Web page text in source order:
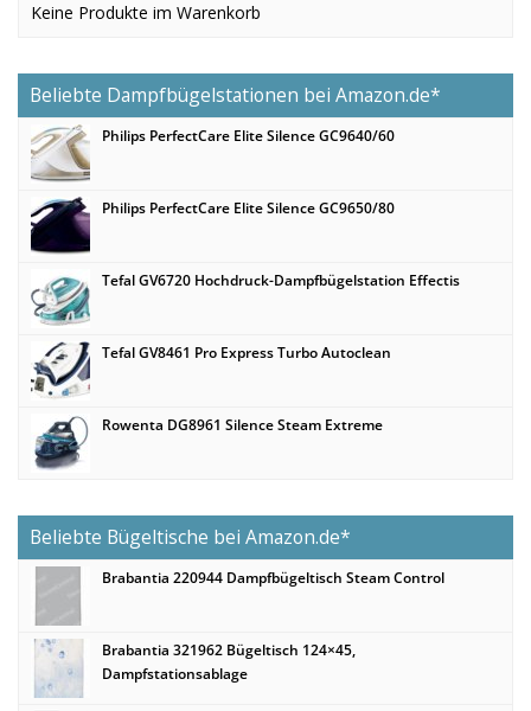
Keine Produkte im Warenkorb
Beliebte Dampfbügelstationen bei Amazon.de*
Philips PerfectCare Elite Silence GC9640/60
Philips PerfectCare Elite Silence GC9650/80
Tefal GV6720 Hochdruck-Dampfbügelstation Effectis
Tefal GV8461 Pro Express Turbo Autoclean
Rowenta DG8961 Silence Steam Extreme
Beliebte Bügeltische bei Amazon.de*
Brabantia 220944 Dampfbügeltisch Steam Control
Brabantia 321962 Bügeltisch 124×45,
Dampfstationsablage